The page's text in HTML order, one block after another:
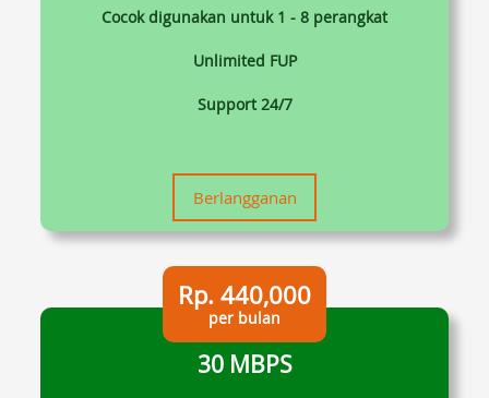
Cocok digunakan untuk 1 - 8 perangkat
Unlimited FUP
Support 24/7
Berlangganan
Rp. 440,000
per bulan
30 MBPS